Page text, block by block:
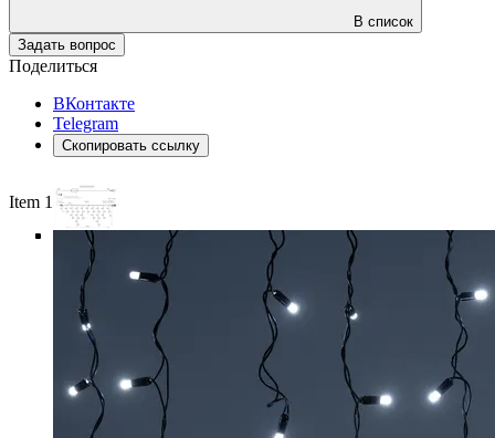
В список
Задать вопрос
Поделиться
ВКонтакте
Telegram
Скопировать ссылку
Item 1 of 6